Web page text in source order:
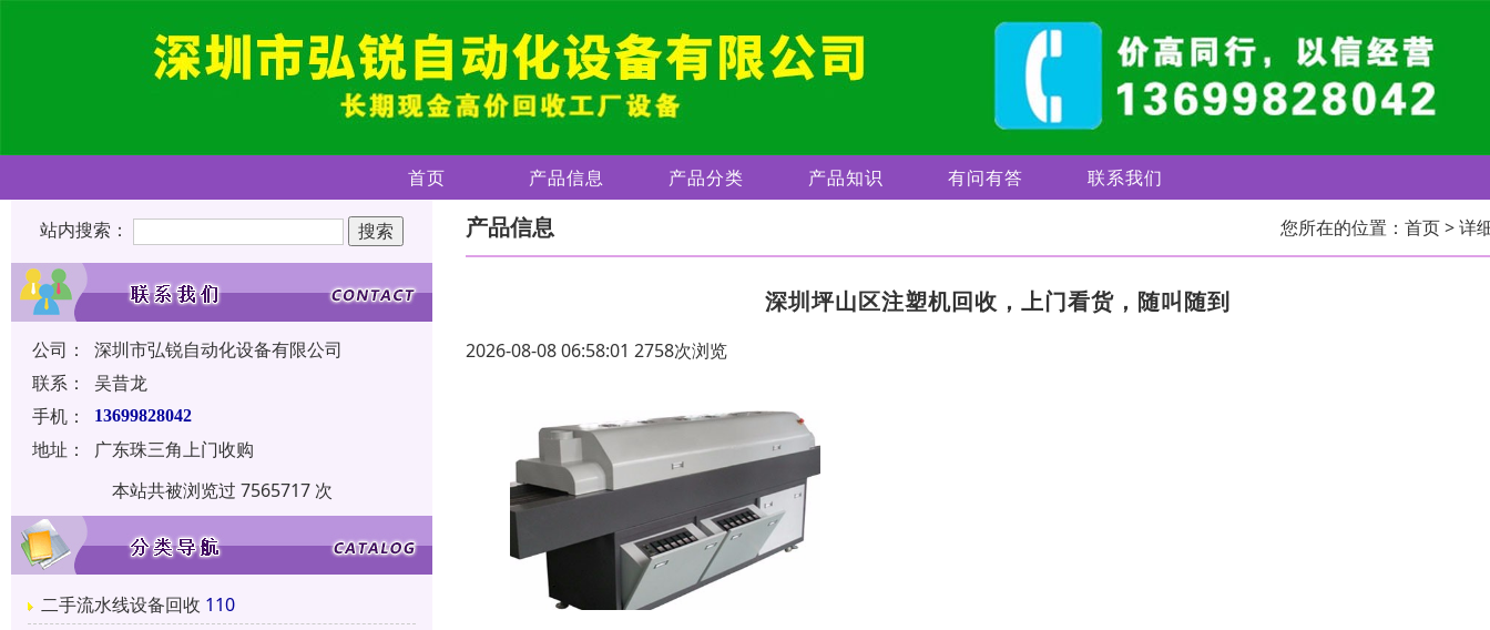
首页 产品信息 产品分类 产品知识 有问有答 联系我们
站内搜索：
公司：
深圳市弘锐自动化设备有限公司
联系：
吴昔龙
手机：
13699828042
地址：
广东珠三角上门收购
本站共被浏览过 7565717 次
二手流水线设备回收 110
产品信息 您所在的位置： 首页> 详
深圳坪山区注塑机回收，上门看货，随叫随到
2026-08-08 06:58:01 2758次浏览